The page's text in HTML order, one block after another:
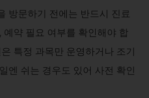
방문하기 전에는 반드시 진료
예약 필요 여부를 확인해야 합
특정 과목만 운영하거나 조기
엔 쉬는 경우도 있어 사전 확인